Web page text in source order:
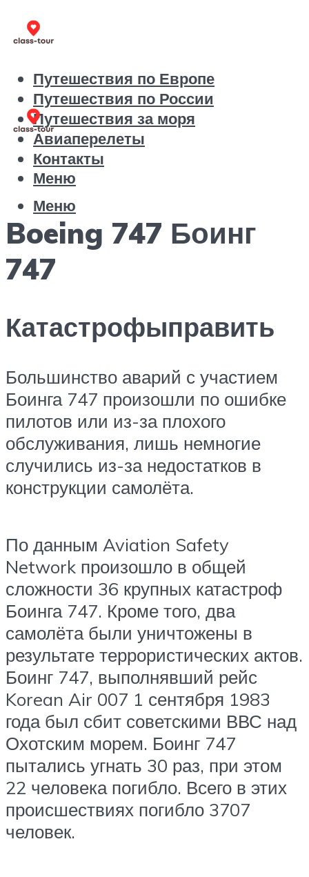
Путешествия по Европе
Путешествия по России
Путешествия за моря
Авиаперелеты
Контакты
Меню
Меню
Boeing 747 Боинг
747
Катастрофыправить
Большинство аварий с участием
Боинга 747 произошли по ошибке
пилотов или из-за плохого
обслуживания, лишь немногие
случились из-за недостатков в
конструкции самолёта.
По данным Aviation Safety
Network произошло в общей
сложности 36 крупных катастроф
Боинга 747. Кроме того, два
самолёта были уничтожены в
результате террористических актов.
Боинг 747, выполнявший рейс
Korean Air 007 1 сентября 1983
года был сбит советскими ВВС над
Охотским морем. Боинг 747
пытались угнать 30 раз, при этом
22 человека погибло. Всего в этих
происшествиях погибло 3707
человек.